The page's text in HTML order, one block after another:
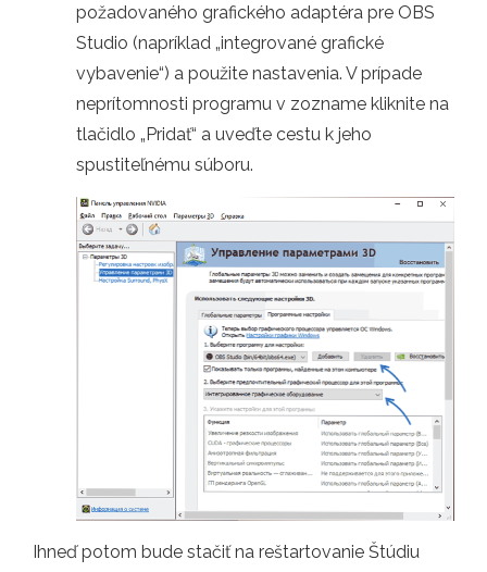
požadovaného grafického adaptéra pre OBS
Studio (napríklad „integrované grafické
vybavenie“) a použite nastavenia. V prípade
neprítomnosti programu v zozname kliknite na
tlačidlo „Pridať“ a uveďte cestu k jeho
spustiteľnému súboru.
Ihneď potom bude stačiť na reštartovanie Štúdiu